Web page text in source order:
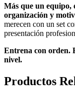
Más que un equipo,
organización y
merecen con un set
presentación
Entrena con orden.
nivel.
Productos